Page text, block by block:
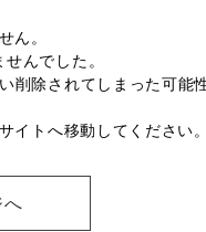
ん。
んでした。
削除されてしまった可能
イトへ移動してください。
へ